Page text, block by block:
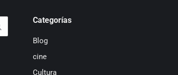
Categorías
Blog
cine
Cultura